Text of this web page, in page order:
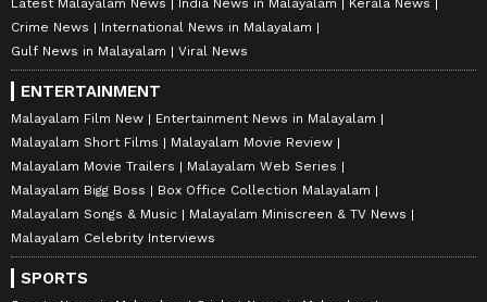
Latest Malayalam News
India News in Malayalam
Kerala News
Crime News
International News in Malayalam
Gulf News in Malayalam
Viral News
ENTERTAINMENT
Malayalam Film New
Entertainment News in Malayalam
Malayalam Short Films
Malayalam Movie Review
Malayalam Movie Trailers
Malayalam Web Series
Malayalam Bigg Boss
Box Office Collection Malayalam
Malayalam Songs & Music
Malayalam Miniscreen & TV News
Malayalam Celebrity Interviews
SPORTS